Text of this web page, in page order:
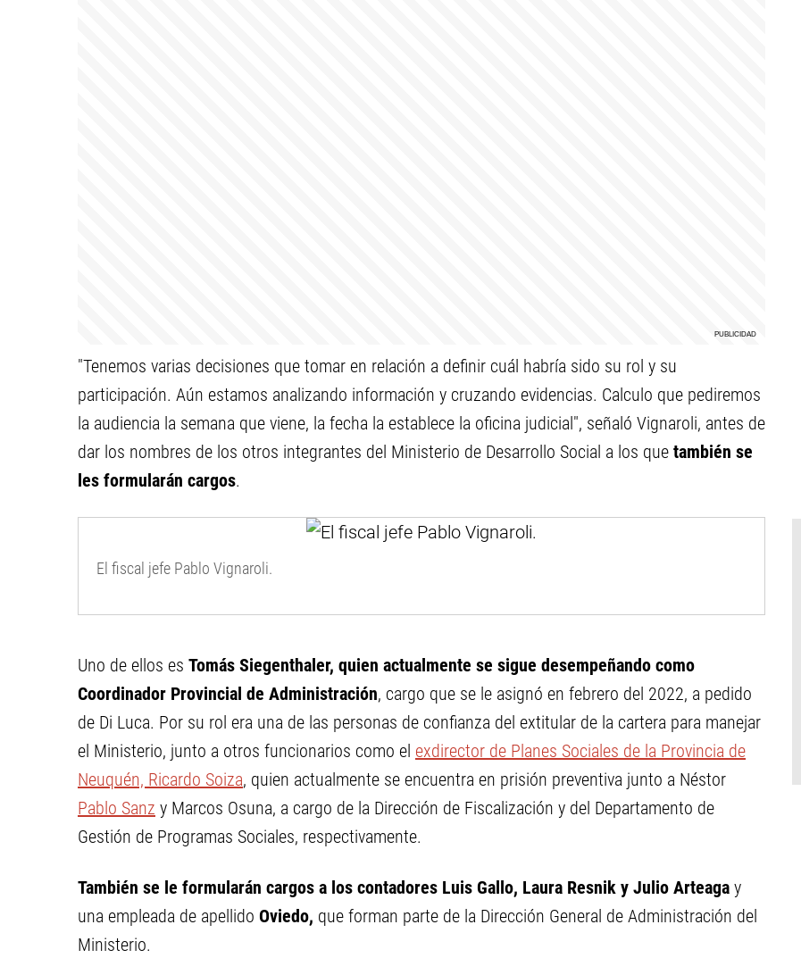
"Tenemos varias decisiones que tomar en relación a definir cuál habría sido su rol y su
participación. Aún estamos analizando información y cruzando evidencias. Calculo que pediremos
la audiencia la semana que viene, la fecha la establece la oficina judicial", señaló Vignaroli, antes de
dar los nombres de los otros integrantes del Ministerio de Desarrollo Social a los que también se
les formularán cargos.
El fiscal jefe Pablo Vignaroli.
Uno de ellos es Tomás Siegenthaler, quien actualmente se sigue desempeñando como
Coordinador Provincial de Administración, cargo que se le asignó en febrero del 2022, a pedido
de Di Luca. Por su rol era una de las personas de confianza del extitular de la cartera para manejar
el Ministerio, junto a otros funcionarios como el exdirector de Planes Sociales de la Provincia de
Neuquén, Ricardo Soiza, quien actualmente se encuentra en prisión preventiva junto a Néstor
Pablo Sanz y Marcos Osuna, a cargo de la Dirección de Fiscalización y del Departamento de
Gestión de Programas Sociales, respectivamente.
También se le formularán cargos a los contadores Luis Gallo, Laura Resnik y Julio Arteaga y
una empleada de apellido Oviedo, que forman parte de la Dirección General de Administración del
Ministerio.